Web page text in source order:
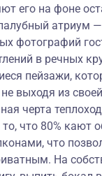
его на фоне
атриум
фотографий
в речных
пейзажи,
выходя из
черта
что 80% кают
что
На